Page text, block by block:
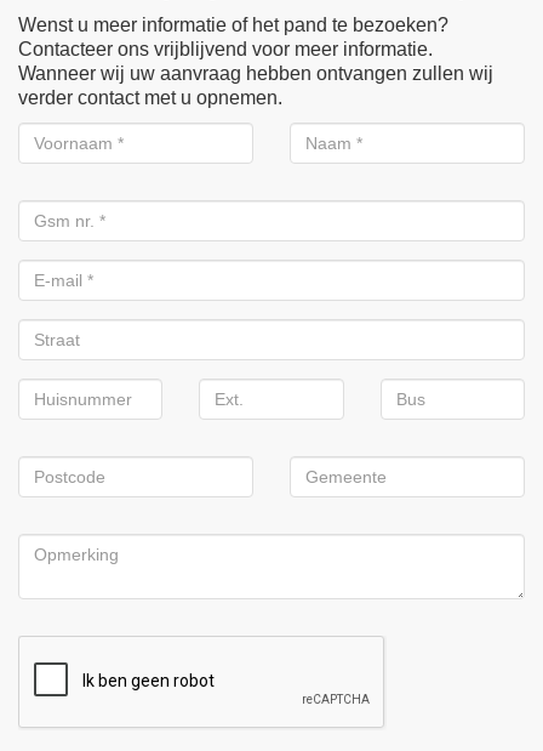
Wenst u meer informatie of het pand te bezoeken?
Contacteer ons vrijblijvend voor meer informatie.
Wanneer wij uw aanvraag hebben ontvangen zullen wij
verder contact met u opnemen.